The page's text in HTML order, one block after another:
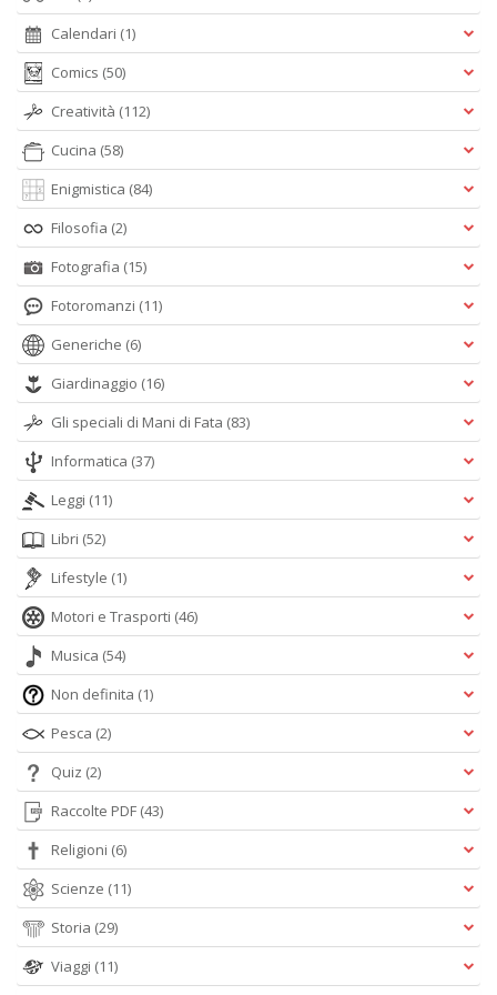
Calendari (1)
Comics (50)
Creatività (112)
Cucina (58)
Enigmistica (84)
Filosofia (2)
Fotografia (15)
Fotoromanzi (11)
Generiche (6)
Giardinaggio (16)
Gli speciali di Mani di Fata (83)
Informatica (37)
Leggi (11)
Libri (52)
Lifestyle (1)
Motori e Trasporti (46)
Musica (54)
Non definita (1)
Pesca (2)
Quiz (2)
Raccolte PDF (43)
Religioni (6)
Scienze (11)
Storia (29)
Viaggi (11)